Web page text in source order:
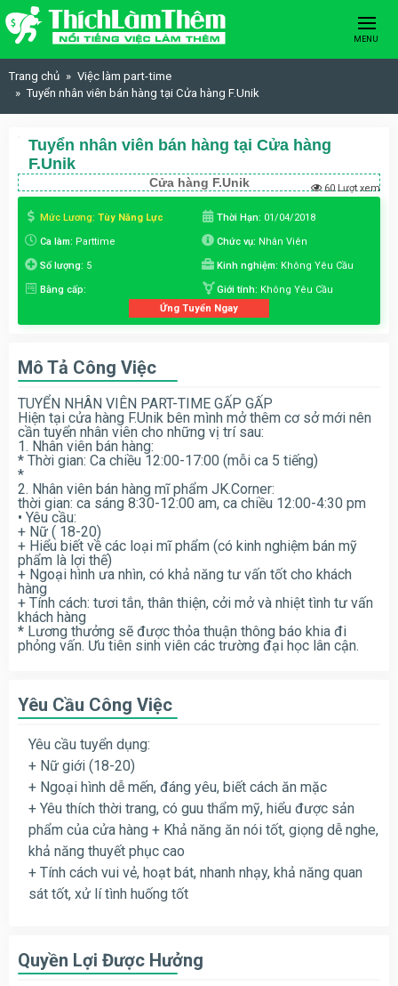
Skip to content
MENU
Trang chủ
Việc làm part-time
Tuyển nhân viên bán hàng tại Cửa hàng F.Unik
Tuyển nhân viên bán hàng tại Cửa hàng
F.Unik
Cửa hàng F.Unik 60 Lượt xem
Mức Lương: Tùy Năng Lực Thời Hạn: 01/04/2018
Ca làm: Parttime Chức vụ: Nhân Viên
Số lượng: 5 Kinh nghiệm: Không Yêu Cầu
Bằng cấp: Giới tính: Không Yêu Cầu
Ứng Tuyển Ngay
Mô Tả Công Việc
TUYỂN NHÂN VIÊN PART-TIME GẤP GẤP
Hiện tại cửa hàng F.Unik bên mình mở thêm cơ sở mới nên
cần tuyển nhân viên cho những vị trí sau:
1. Nhân viên bán hàng:
* Thời gian: Ca chiều 12:00-17:00 (mỗi ca 5 tiếng)
*
2. Nhân viên bán hàng mĩ phẩm JK.Corner:
thời gian: ca sáng 8:30-12:00 am, ca chiều 12:00-4:30 pm
• Yêu cầu:
+ Nữ ( 18-20)
+ Hiểu biết về các loại mĩ phẩm (có kinh nghiệm bán mỹ
phẩm là lợi thế)
+ Ngoại hình ưa nhìn, có khả năng tư vấn tốt cho khách
hàng
+ Tính cách: tươi tắn, thân thiện, cởi mở và nhiệt tình tư vấn
khách hàng
* Lương thưởng sẽ được thỏa thuận thông báo khia đi
phỏng vấn. Ưu tiên sinh viên các trường đại học lân cận.
Yêu Cầu Công Việc
Yêu cầu tuyển dụng:
+ Nữ giới (18-20)
+ Ngoại hình dễ mến, đáng yêu, biết cách ăn mặc
+ Yêu thích thời trang, có guu thẩm mỹ, hiểu được sản
phẩm của cửa hàng + Khả năng ăn nói tốt, giọng dễ nghe,
khả năng thuyết phục cao
+ Tính cách vui vẻ, hoạt bát, nhanh nhạy, khả năng quan
sát tốt, xử lí tình huống tốt
Quyền Lợi Được Hưởng